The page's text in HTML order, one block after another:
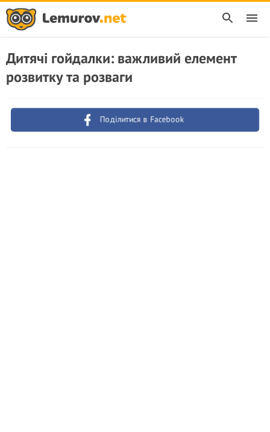
Дитячі гойдалки: важливий елемент
розвитку та розваги
Поділитися в Facebook